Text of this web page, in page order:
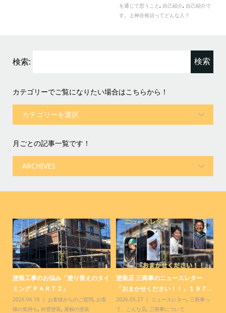
を通じて思うこと, 自己紹介, 自己紹介で
す。上神谷裕治ってどんな人？
検索:
カテゴリーでご覧になりたい場合はこちらから！
月ごとの記事一覧です！
塗装工事のお悩み「塗り替えのタイ
ミング ＰＡＲＴ２」
2026.06.16 お客様からのご質問, お客
様の気持ち, 外壁塗装, 屋根の塗装
塗装店 三商事のニュースレター
「おまかせください！！」１９７...
2026.05.27 ニュースレター, 三商事っ
て、こんな店, 三商事について